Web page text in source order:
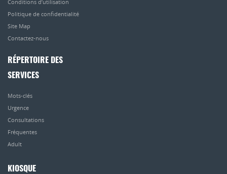
Conditions d’utilisation
Politique de confidentialité
Site Map
Contactez-nous
RÉPERTOIRE DES
SERVICES
Mots-clés
Urgence
Consultations
Fréquentes
Adult
KIOSQUE